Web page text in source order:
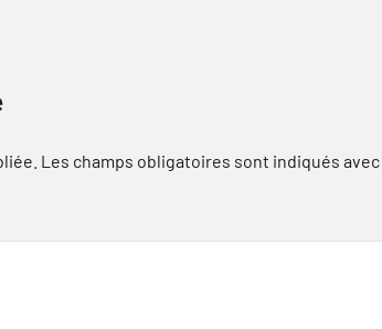
Les champs obligatoires sont indiqués avec